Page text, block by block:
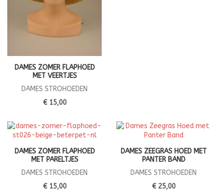
DAMES ZOMER FLAPHOED
MET VEERTJES
DAMES STROHOEDEN
€ 15,00
DAMES ZOMER FLAPHOED
MET PARELTJES
DAMES STROHOEDEN
€ 15,00
DAMES ZEEGRAS HOED MET
PANTER BAND
DAMES STROHOEDEN
€ 25,00